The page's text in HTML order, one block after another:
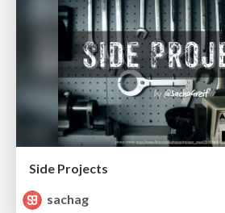
Side Projects
sachag